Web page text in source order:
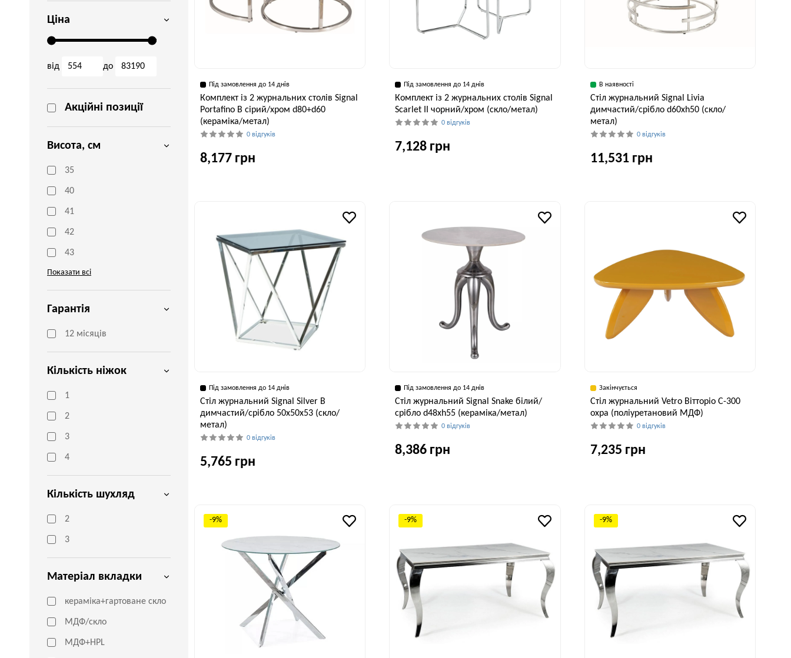
Ціна
від до
Акційні позиції
Висота, см
35
40
41
42
43
Показати всі
Гарантія
12 місяців
Кількість ніжок
1
2
3
4
Кількість шухляд
2
3
Матеріал вкладки
кераміка+гартоване скло
МДФ/скло
МДФ+HPL
Під замовлення до 14 днів
Комплект із 2 журнальних столів Signal
Portafino B сірий/хром d80+d60
(кераміка/метал)
0 відгуків
8,177 грн
42 см
Під замовлення до 14 днів
Комплект із 2 журнальних столів Signal
Scarlet II чорний/хром (скло/метал)
0 відгуків
7,128 грн
В наявності
Стіл журнальний Signal Livia
димчастий/срібло d60хh50 (скло/
метал)
0 відгуків
11,531 грн
50 см
Під замовлення до 14 днів
Стіл журнальний Signal Silver B
димчастий/срібло 50х50х53 (скло/
метал)
0 відгуків
5,765 грн
50 см 53 см
Під замовлення до 14 днів
Стіл журнальний Signal Snake білий/
срібло d48хh55 (кераміка/метал)
0 відгуків
8,386 грн
Закінчується
Стіл журнальний Vetro Вітторіо C-300
охра (поліуретановий МДФ)
0 відгуків
7,235 грн
-9% -9% -9%